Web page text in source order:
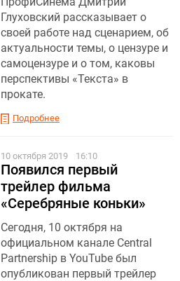
Глуховский рассказывает о
своей работе над сценарием, об
актуальности темы, о цензуре и
самоцензуре и о том, каковы
перспективы «Текста» в
прокате.
Подробнее
10 октября 2019 16:10
Появился первый
трейлер фильма
«Серебряные коньки»
Сегодня, 10 октября на
официальном канале Central
Partnership в YouTube был
опубликован первый трейлер